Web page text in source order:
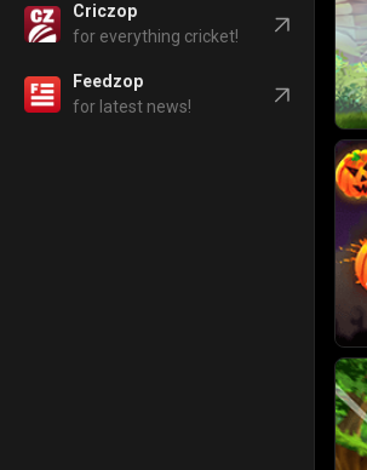
Criczop
for everything cricket!
Feedzop
for latest news!